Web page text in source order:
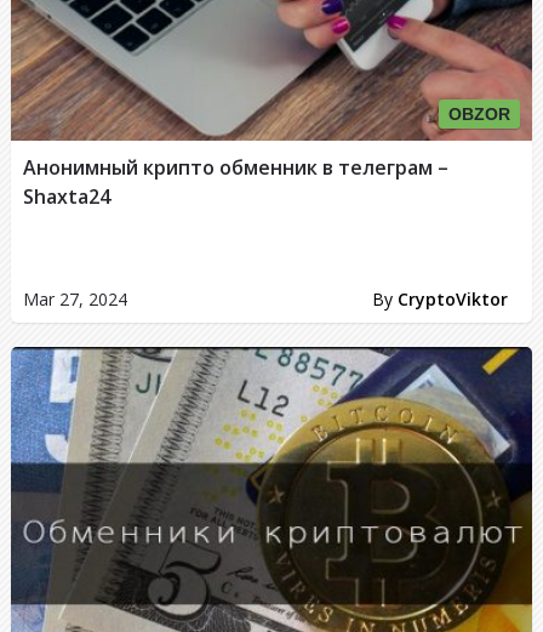
OBZOR
Mar 27, 2024 By CryptoViktor
Анонимный крипто обменник в телеграм –
Shaxta24